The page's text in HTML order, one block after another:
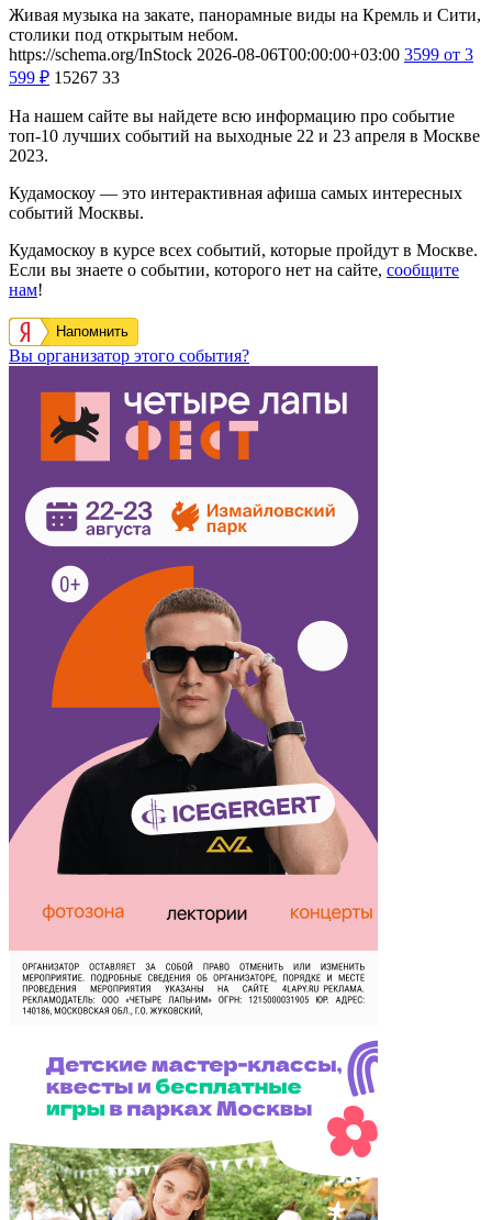
Живая музыка на закате, панорамные виды на Кремль и Сити,
столики под открытым небом.
https://schema.org/InStock 2026-08-06T00:00:00+03:00 3599 от 3
599 ₽ 15267 33
На нашем сайте вы найдете всю информацию про событие
топ-10 лучших событий на выходные 22 и 23 апреля в Москве
2023.
Кудамоскоу — это интерактивная афиша самых интересных
событий Москвы.
Кудамоскоу в курсе всех событий, которые пройдут в Москве.
Если вы знаете о событии, которого нет на сайте, сообщите
нам!
Напомнить
Вы организатор этого события?